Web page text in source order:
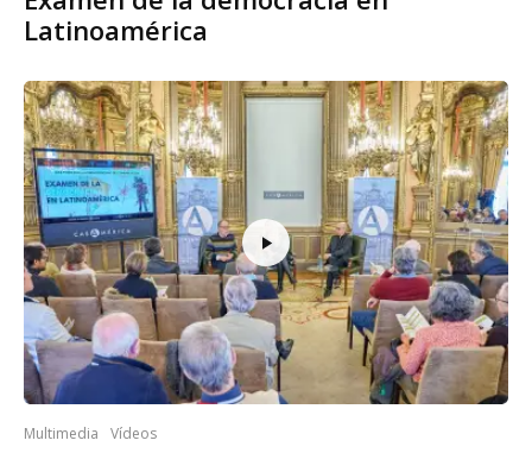
Latinoamérica
Multimedia Vídeos